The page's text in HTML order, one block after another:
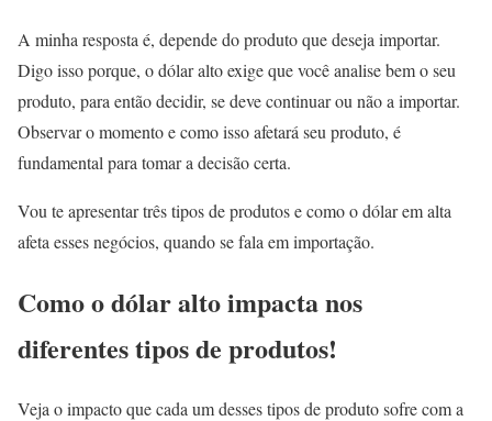
A minha resposta é, depende do produto que deseja importar.
Digo isso porque, o dólar alto exige que você analise bem o seu
produto, para então decidir, se deve continuar ou não a importar.
Observar o momento e como isso afetará seu produto, é
fundamental para tomar a decisão certa.
Vou te apresentar três tipos de produtos e como o dólar em alta
afeta esses negócios, quando se fala em importação.
Como o dólar alto impacta nos
diferentes tipos de produtos!
Veja o impacto que cada um desses tipos de produto sofre com a